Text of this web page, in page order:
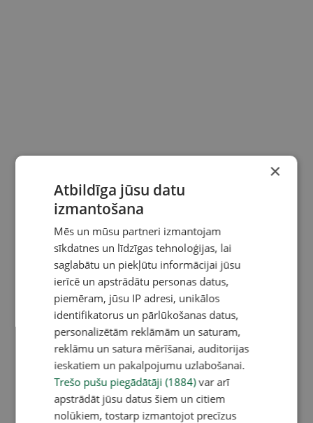
×
Atbildīga jūsu datu
izmantošana
Mēs un mūsu partneri izmantojam
sīkdatnes un līdzīgas tehnoloģijas, lai
saglabātu un piekļūtu informācijai jūsu
ierīcē un apstrādātu personas datus,
piemēram, jūsu IP adresi, unikālos
identifikatorus un pārlūkošanas datus,
personalizētām reklāmām un saturam,
reklāmu un satura mērīšanai, auditorijas
ieskatiem un pakalpojumu uzlabošanai.
Trešo pušu piegādātāji (1884)var arī
apstrādāt jūsu datus šiem un citiem
nolūkiem, tostarp izmantojot precīzus